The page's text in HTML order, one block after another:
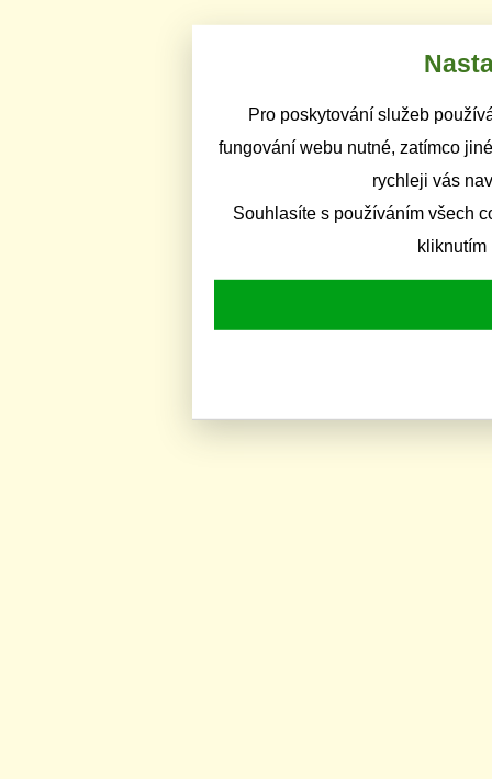
Pro poskytování služeb
fungování webu nutné, zatímco
rychleji vás
Souhlasíte s používáním všech
kliknutím